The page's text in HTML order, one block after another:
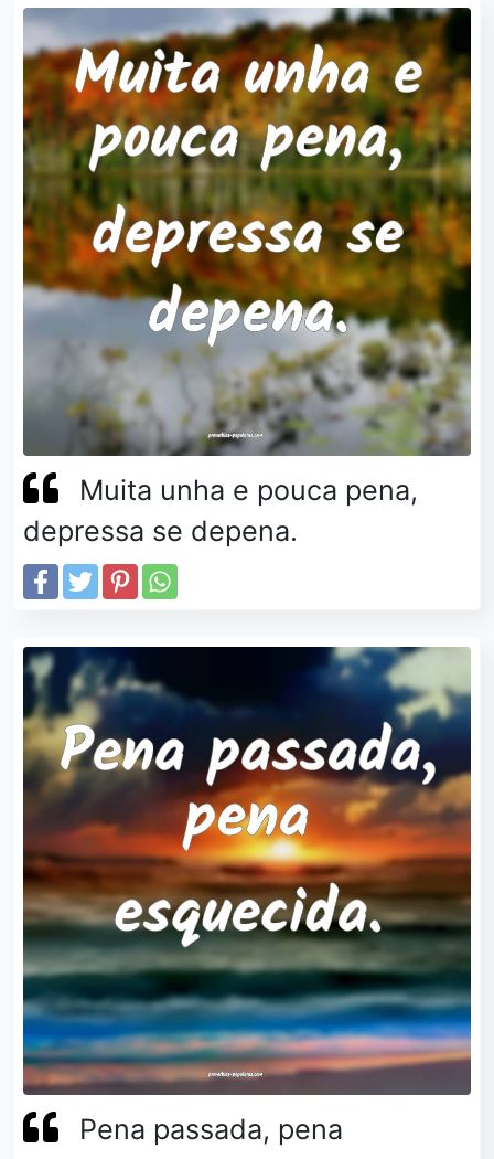
Muita unha e pouca pena,
depressa se depena.
Pena passada, pena